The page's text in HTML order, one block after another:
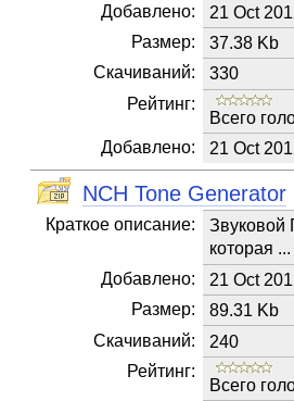
Добавлено:
21 Oct
Размер:
37.38 Kb
Скачиваний:
330
Рейтинг:
Всего
Добавлено:
21 Oct
NCH Tone Generator
Краткое описание:
Звуковой
которая ...
Добавлено:
21 Oct
Размер:
89.31 Kb
Скачиваний:
240
Рейтинг:
Всего